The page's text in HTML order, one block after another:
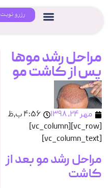
رزرو نوبت
مراحل رشد موها
پس از کاشت مو
مهر ۲۴, ۱۳۹۸
۴:۵۶ ب٫ظ
[vc_row][vc_column]
[vc_column_text]
مراحل رشد مو بعد از
کاشت